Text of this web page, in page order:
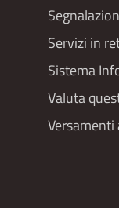
Servizi in
Sistema
Valuta